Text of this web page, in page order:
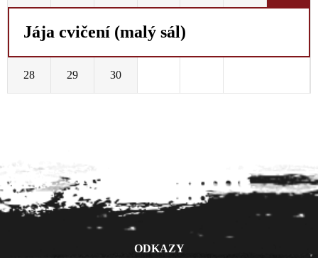
Jája cvičení (malý sál)
28 29 30
ODKAZY